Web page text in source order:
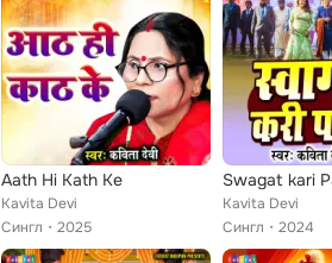
Aath Hi Kath Ke
Kavita Devi
Сингл
2025
Swagat kari
Kavita Devi
Сингл
2024